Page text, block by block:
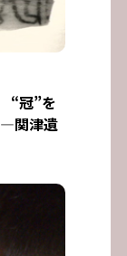
“冠”を
関津遺